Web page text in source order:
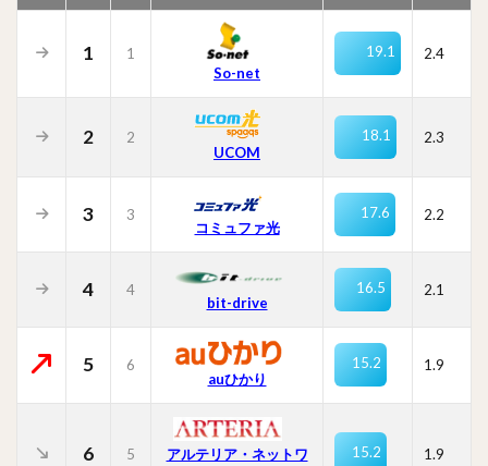
1
1
So-net
19.1 2.4
2
2
UCOM
18.1 2.3
3 3
コミュファ光
17.6 2.2
4 4
bit-drive
16.5 2.1
5
6
auひかり
15.2 1.9
6 5
アルテリア・ネットワ
15.2 1.9